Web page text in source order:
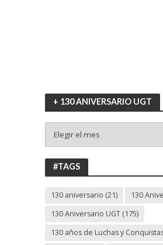
+ 130 ANIVERSARIO UGT
130
ANIVERSARIO
UGT
#TAGS
130 aniversario (21) 130
130 Aniversario UGT(175)
130 años de Luchas y